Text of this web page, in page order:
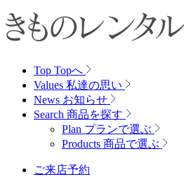
Top Topへ
Values 私達の思い
News お知らせ
Search 商品を探す
Plan プランで選ぶ
Products 商品で選ぶ
ご来店予約